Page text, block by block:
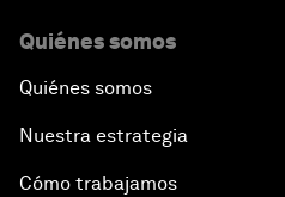
Quiénes somos
Quiénes somos
Nuestra estrategia
Cómo trabajamos